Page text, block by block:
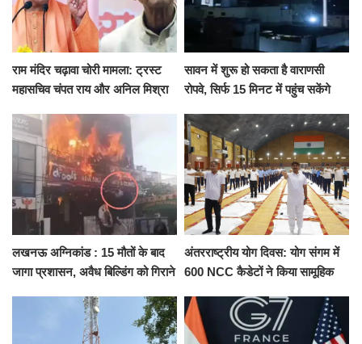
राम मंदिर चढ़ावा चोरी मामला: ट्रस्ट
महासचिव चंपत राय और अनिल मिश्रा
को नहीं...
सावन में शुरू हो सकता है वाराणसी
रोपवे, सिर्फ 15 मिनट में पहुंच सकेंगे
किराया
लखनऊ अग्निकांड : 15 मौतों के बाद
जागा प्रशासन, अवैध बिल्डिंग को गिराने
अंतरराष्ट्रीय योग दिवस: योग संगम में
600 NCC कैडेटों ने किया सामूहिक
संकल्प